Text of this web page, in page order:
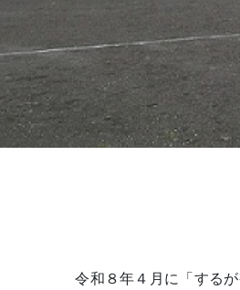
令和８年４月に「する